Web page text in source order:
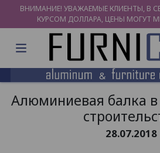
ВНИМАНИЕ! УВАЖАЕМЫЕ КЛИЕНТЫ, В
КУРСОМ ДОЛЛАРА, ЦЕНЫ МОГУТ
Алюминиевая балка
28.07.2018